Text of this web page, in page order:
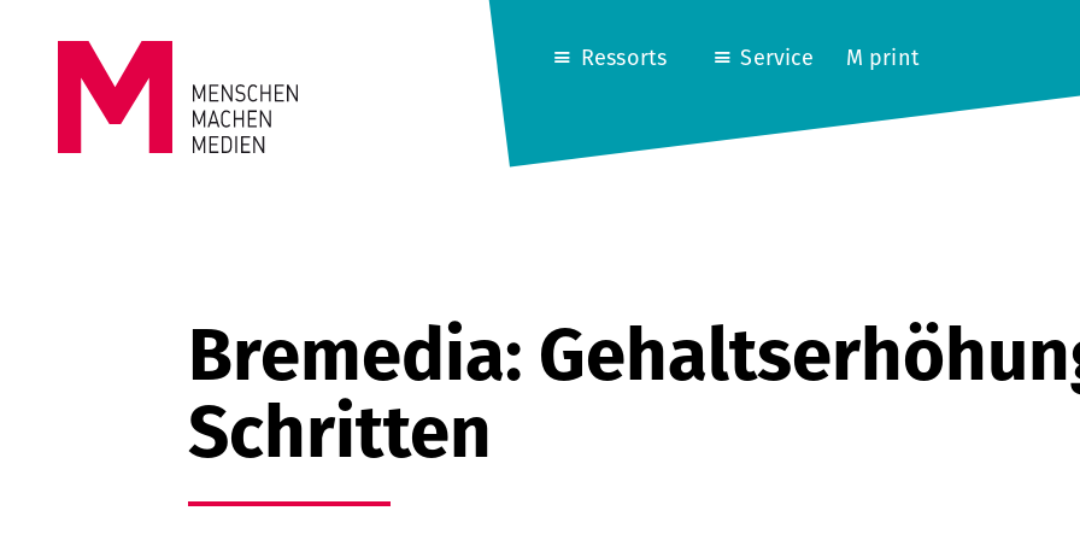
MEDIEN
Ressorts Service M print
Bremedia:
Schritten